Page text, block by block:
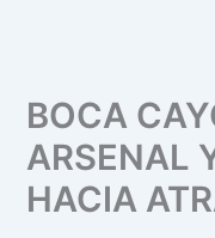
BOCA
ARSENAL
HACIA